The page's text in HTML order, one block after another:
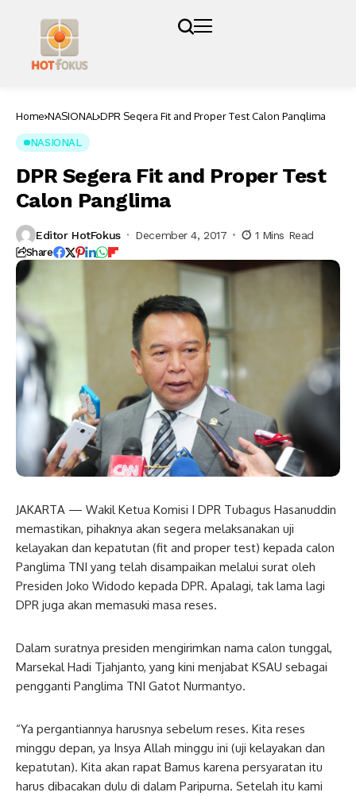
Home NASIONAL DPR Segera Fit and Proper Test Calon Panglima
NASIONAL
DPR Segera Fit and Proper Test
Calon Panglima
Editor HotFokus December 4, 2017 1 Mins Read
Share
JAKARTA — Wakil Ketua Komisi I DPR Tubagus Hasanuddin
memastikan, pihaknya akan segera melaksanakan uji
kelayakan dan kepatutan (fit and proper test) kepada calon
Panglima TNI yang telah disampaikan melalui surat oleh
Presiden Joko Widodo kepada DPR. Apalagi, tak lama lagi
DPR juga akan memasuki masa reses.
Dalam suratnya presiden mengirimkan nama calon tunggal,
Marsekal Hadi Tjahjanto, yang kini menjabat KSAU sebagai
pengganti Panglima TNI Gatot Nurmantyo.
“Ya pergantiannya harusnya sebelum reses. Kita reses
minggu depan, ya Insya Allah minggu ini (uji kelayakan dan
kepatutan). Kita akan rapat Bamus karena persyaratan itu
harus dibacakan dulu di dalam Paripurna. Setelah itu kami